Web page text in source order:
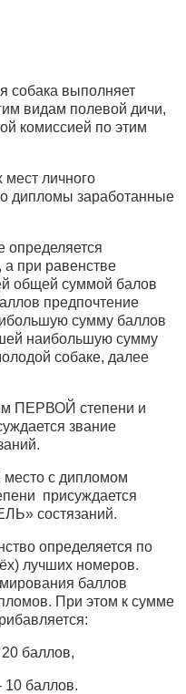
собака выполняет
видам полевой дичи,
комиссией по этим
личного
дипломы заработанные
определяется
при равенстве
общей суммой балов
предпочтение
сумму баллов
наибольшую сумму
собаке, далее
ПЕРВОЙ степени и
звание
с дипломом
присуждается
состязаний.
определяется по
лучших номеров.
баллов
При этом к сумме
баллов,
10 баллов.